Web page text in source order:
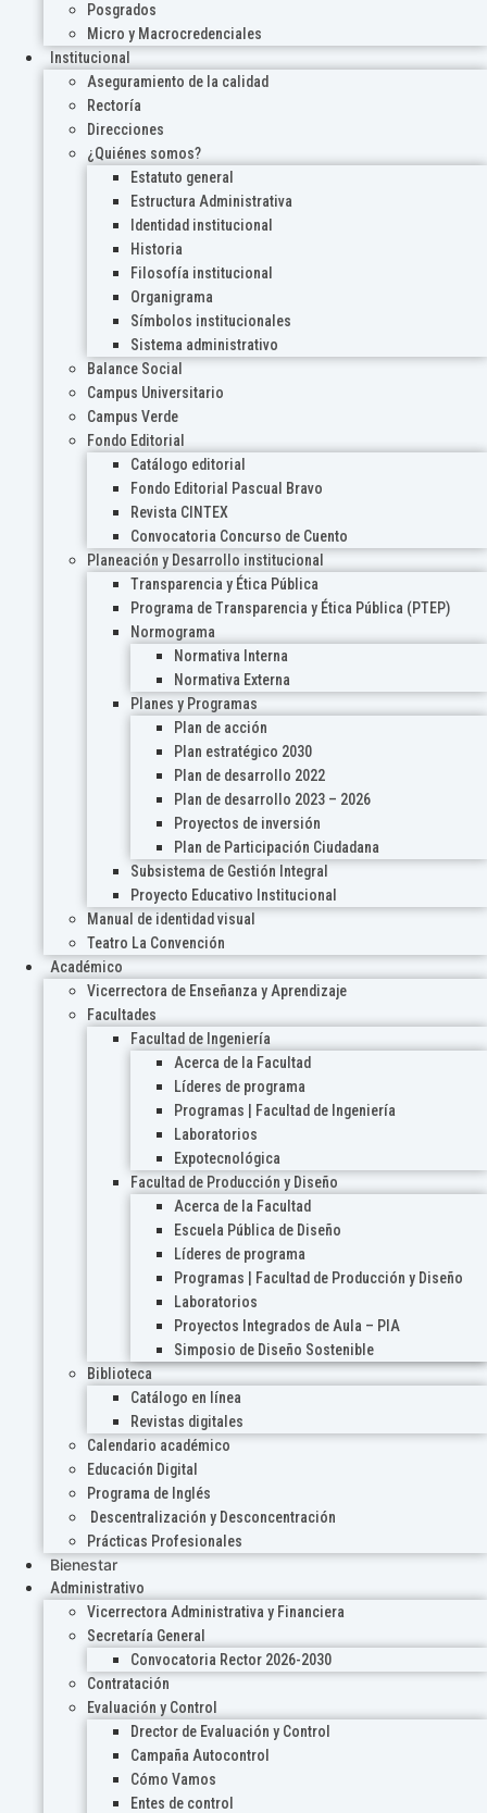
Posgrados
Micro y Macrocredenciales
Institucional
Aseguramiento de la calidad
Rectoría
Direcciones
¿Quiénes somos?
Estatuto general
Estructura Administrativa
Identidad institucional
Historia
Filosofía institucional
Organigrama
Símbolos institucionales
Sistema administrativo
Balance Social
Campus Universitario
Campus Verde
Fondo Editorial
Catálogo editorial
Fondo Editorial Pascual Bravo
Revista CINTEX
Convocatoria Concurso de Cuento
Planeación y Desarrollo institucional
Transparencia y Ética Pública
Programa de Transparencia y Ética Pública (PTEP)
Normograma
Normativa Interna
Normativa Externa
Planes y Programas
Plan de acción
Plan estratégico 2030
Plan de desarrollo 2022
Plan de desarrollo 2023 – 2026
Proyectos de inversión
Plan de Participación Ciudadana
Subsistema de Gestión Integral
Proyecto Educativo Institucional
Manual de identidad visual
Teatro La Convención
Académico
Vicerrectora de Enseñanza y Aprendizaje
Facultades
Facultad de Ingeniería
Acerca de la Facultad
Líderes de programa
Programas | Facultad de Ingeniería
Laboratorios
Expotecnológica
Facultad de Producción y Diseño
Acerca de la Facultad
Escuela Pública de Diseño
Líderes de programa
Programas | Facultad de Producción y Diseño
Laboratorios
Proyectos Integrados de Aula – PIA
Simposio de Diseño Sostenible
Biblioteca
Catálogo en línea
Revistas digitales
Calendario académico
Educación Digital
Programa de Inglés
Descentralización y Desconcentración
Prácticas Profesionales
Bienestar
Administrativo
Vicerrectora Administrativa y Financiera
Secretaría General
Convocatoria Rector 2026-2030
Contratación
Evaluación y Control
Drector de Evaluación y Control
Campaña Autocontrol
Cómo Vamos
Entes de control